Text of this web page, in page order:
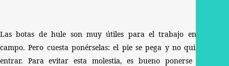
Las botas de hule son muy útiles para el trabajo en el
campo. Pero cuesta ponérselas: el pie se pega y no quiere
entrar. Para evitar esta molestia, es bueno ponerse un